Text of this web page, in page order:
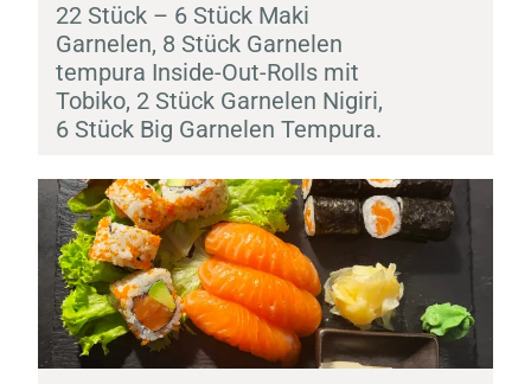
22 Stück – 6 Stück Maki
Garnelen, 8 Stück Garnelen
tempura Inside-Out-Rolls mit
Tobiko, 2 Stück Garnelen Nigiri,
6 Stück Big Garnelen Tempura.